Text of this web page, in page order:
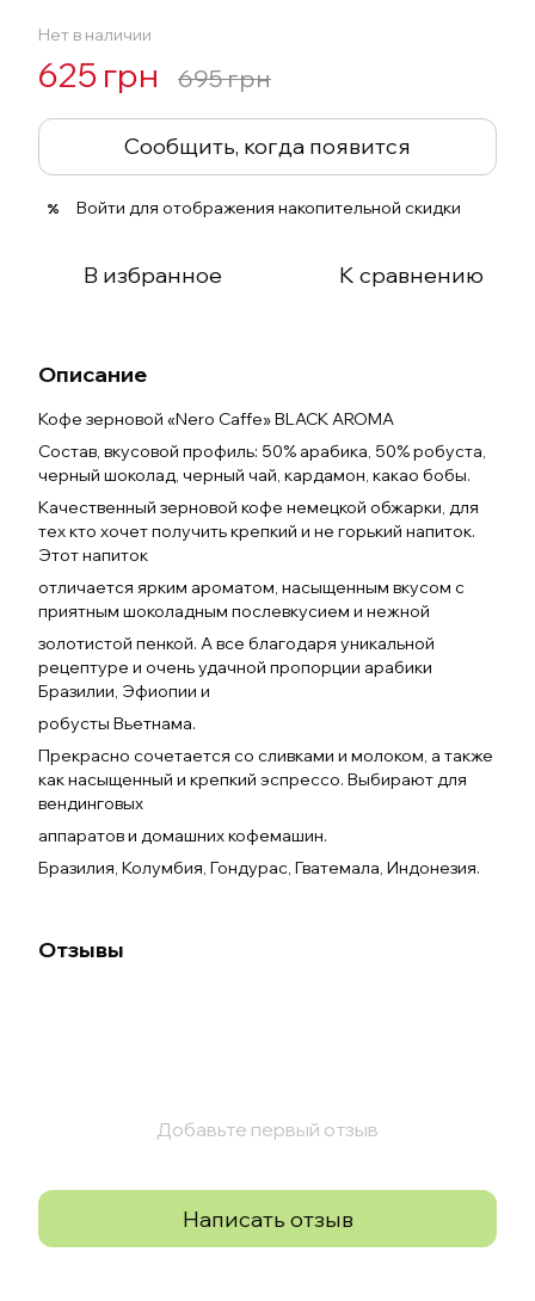
Нет в наличии
625 грн 695 грн
Сообщить, когда появится
% Войти для отображения накопительной скидки
В избранное К сравнению
Описание
Кофе зерновой «Nero Caffe» BLACK AROMA
Состав, вкусовой профиль: 50% арабика, 50% робуста,
черный шоколад, черный чай, кардамон, какао бобы.
Качественный зерновой кофе немецкой обжарки, для
тех кто хочет получить крепкий и не горький напиток.
Этот напиток
отличается ярким ароматом, насыщенным вкусом с
приятным шоколадным послевкусием и нежной
золотистой пенкой. А все благодаря уникальной
рецептуре и очень удачной пропорции арабики
Бразилии, Эфиопии и
робусты Вьетнама.
Прекрасно сочетается со сливками и молоком, а также
как насыщенный и крепкий эспрессо. Выбирают для
вендинговых
аппаратов и домашних кофемашин.
Бразилия, Колумбия, Гондурас, Гватемала, Индонезия.
Отзывы
Добавьте первый отзыв
Написать отзыв